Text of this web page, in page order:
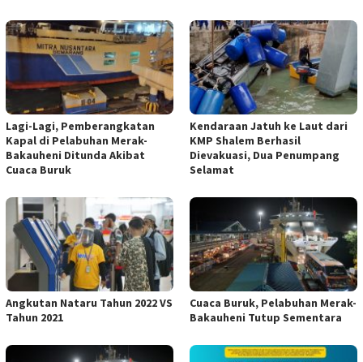
Lagi-Lagi, Pemberangkatan
Kapal di Pelabuhan Merak-
Bakauheni Ditunda Akibat
Cuaca Buruk
Kendaraan Jatuh ke Laut dari
KMP Shalem Berhasil
Dievakuasi, Dua Penumpang
Selamat
Angkutan Nataru Tahun 2022 VS
Tahun 2021
Cuaca Buruk, Pelabuhan Merak-
Bakauheni Tutup Sementara